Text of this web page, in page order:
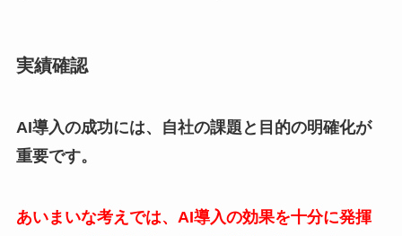
実績確認
AI導入の成功には、自社の課題と目的の明確化が
重要です。
あいまいな考えでは、 AI導入の効果を十分に発揮